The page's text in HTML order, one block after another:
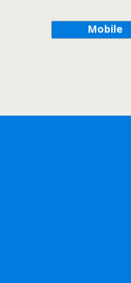
Mobile